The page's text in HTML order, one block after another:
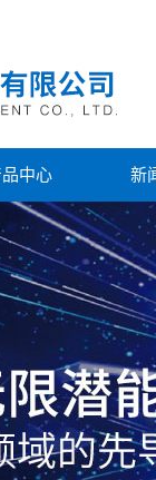
中心 新